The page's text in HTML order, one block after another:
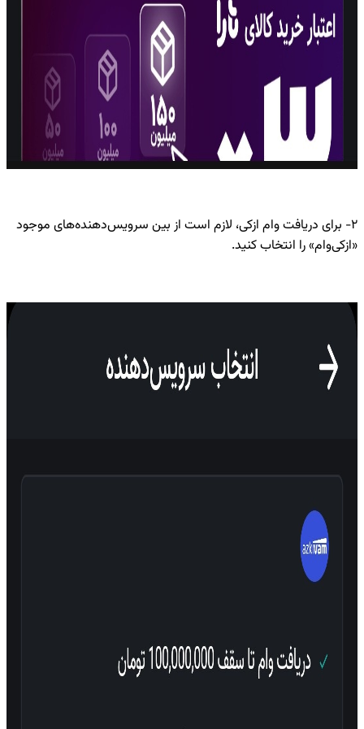
۲- برای دریافت وام ازکی، لازم است از بین سرویس‌دهنده‌های موجود
«ازکی‌وام» را انتخاب کنید.